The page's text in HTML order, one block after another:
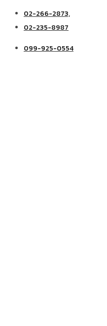
02-266-2873,
02-235-8987
099-925-0554